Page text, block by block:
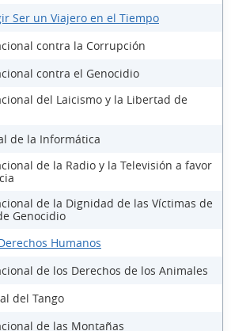
Ser un Viajero en el Tiempo
contra la Corrupción
contra el Genocidio
del Laicismo y la Libertad de
de la Informática
de la Radio y la Televisión a favor
de la Dignidad de las Víctimas de
Genocidio
Humanos
de los Derechos de los Animales
del Tango
de las Montañas